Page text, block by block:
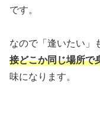
です。
なので「逢いたい」
接どこか同じ場所で
味になります。